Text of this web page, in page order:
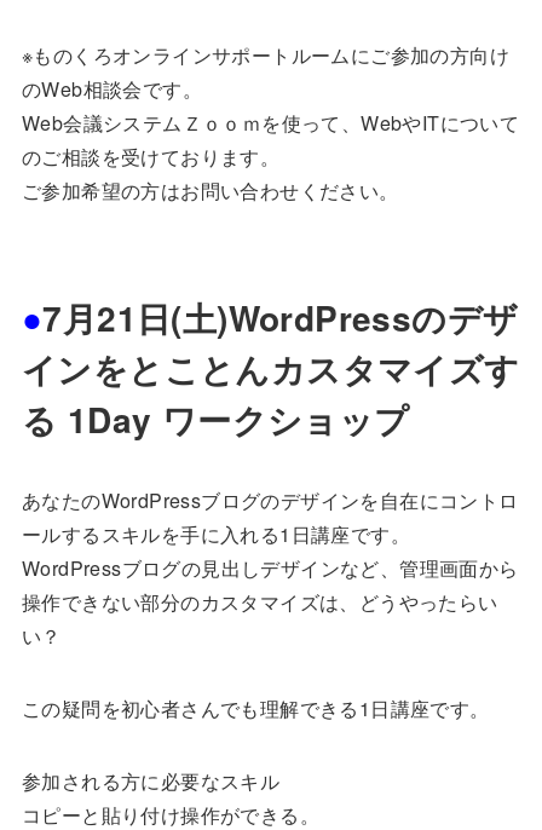
※ものくろオンラインサポートルームにご参加の方向け
のWeb相談会です。
Web会議システムＺｏｏｍを使って、WebやITについて
のご相談を受けております。
ご参加希望の方はお問い合わせください。
●7月21日(土)WordPressのデザ
インをとことんカスタマイズす
る 1Day ワークショップ
あなたのWordPressブログのデザインを自在にコントロ
ールするスキルを手に入れる1日講座です。
WordPressブログの見出しデザインなど、管理画面から
操作できない部分のカスタマイズは、どうやったらい
い？
この疑問を初心者さんでも理解できる1日講座です。
参加される方に必要なスキル
コピーと貼り付け操作ができる。